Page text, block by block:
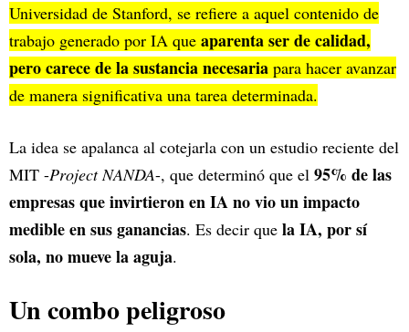
Universidad de Stanford, se refiere a aquel contenido de
trabajo generado por IA que aparenta ser de calidad,
pero carece de la sustancia necesaria para hacer avanzar
de manera significativa una tarea determinada.
La idea se apalanca al cotejarla con un estudio reciente del
MIT -Project NANDA-, que determinó que el 95% de las
empresas que invirtieron en IA no vio un impacto
medible en sus ganancias. Es decir que la IA, por sí
sola, no mueve la aguja.
Un combo peligroso